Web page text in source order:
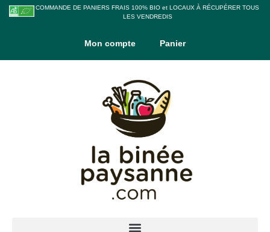
COMMANDE DE PANIERS FRAIS 100% BIO et LOCAUX À RÉCUPÉRER TOUS
LES VENDREDIS
Mon compte Panier